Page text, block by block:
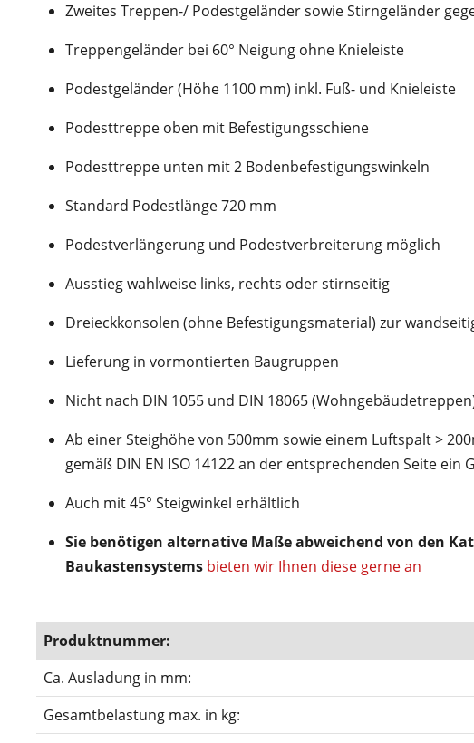
Zweites Treppen-/ Podestgeländer sowie Stirngeländer
Treppengeländer bei 60° Neigung ohne Knieleiste
Podestgeländer (Höhe 1100 mm) inkl. Fuß- und Knieleiste
Podesttreppe oben mit Befestigungsschiene
Podesttreppe unten mit 2 Bodenbefestigungswinkeln
Standard Podestlänge 720 mm
Podestverlängerung und Podestverbreiterung möglich
Ausstieg wahlweise links, rechts oder stirnseitig
Dreieckkonsolen (ohne Befestigungsmaterial) zur
Lieferung in vormontierten Baugruppen
Nicht nach DIN 1055 und DIN 18065
Ab einer Steighöhe von 500mm sowie einem Luftspalt >
gemäß DIN EN ISO 14122 an der entsprechenden Seite ein
Auch mit 45° Steigwinkel erhältlich
Sie benötigen alternative Maße abweichend von den
Baukastensystems bieten wir Ihnen diese gerne an
Produktnummer:
Ca. Ausladung in mm:
Gesamtbelastung max. in kg: